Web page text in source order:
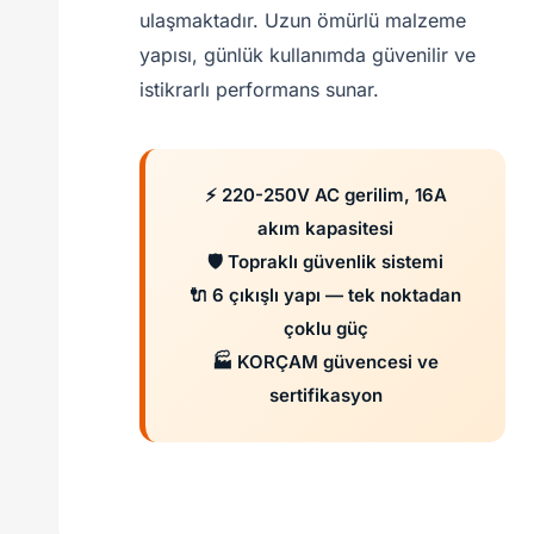
ulaşmaktadır. Uzun ömürlü malzeme
yapısı, günlük kullanımda güvenilir ve
istikrarlı performans sunar.
⚡ 220-250V AC gerilim, 16A
akım kapasitesi
🛡️ Topraklı güvenlik sistemi
🔌 6 çıkışlı yapı — tek noktadan
çoklu güç
🏭 KORÇAM güvencesi ve
sertifikasyon